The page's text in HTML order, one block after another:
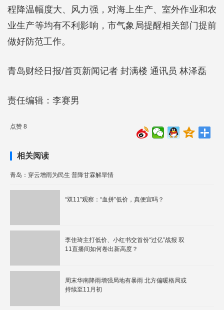
程降温幅度大、风力强，对海上生产、室外作业和农
业生产等均有不利影响，市气象局提醒相关部门提前
做好防范工作。
青岛财经日报/首页新闻记者 封满楼 通讯员 林泽磊
责任编辑：李赛男
点赞 8
相关阅读
青岛：穿云增雨为民生 普降甘霖解旱情
“双11”观察：“血拼”低价，真便宜吗？
李佳琦主打低价、小红书交首份“过亿”战报 双
11直播间如何卷出新高度？
周末华南降雨增强局地有暴雨 北方偏暖格局或
持续至11月初